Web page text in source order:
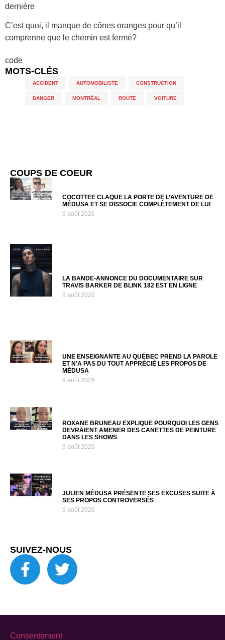
dernière
C’est quoi, il manque de cônes oranges pour qu’il
comprenne que le chemin est fermé?
code
MOTS-CLÉS
ACCIDENT AUTOMOBILISTE CONSTRUCTION
DANGER MONTRÉAL ROUTE VOITURE
COUPS DE COEUR
COCOTTEE CLAQUE LA PORTE DE L’AVENTURE DE
MÉDUSA ET SE DISSOCIE COMPLÈTEMENT DE LUI
9 août 2026
LA BANDE-ANNONCE DU DOCUMENTAIRE SUR
TRAVIS BARKER DE BLINK 182 EST EN LIGNE
9 août 2026
UNE ENSEIGNANTE AU QUÉBEC PREND LA PAROLE
ET N’A PAS DU TOUT APPRÉCIÉ LES PROPOS DE
MÉDUSA
9 août 2026
ROXANE BRUNEAU EXPLIQUE POURQUOI LES GENS
DEVRAIENT AMENER DES CANETTES DE PEINTURE
DANS LES SHOWS
9 août 2026
JULIEN MÉDUSA PRÉSENTE SES EXCUSES SUITE À
SES PROPOS CONTROVERSÉS
9 août 2026
SUIVEZ-NOUS
Consentement